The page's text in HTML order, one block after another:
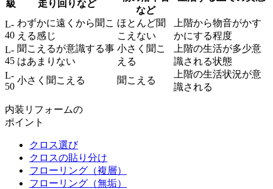
級 走り回りなど
など
L-
40
わずかに遠くから聞こ
える感じ
ほとんど聞
こえない
上階から物音がかす
かにする程度
L-
45
聞こえるが意識する事
はあまりない
小さく聞こ
える
上階の生活が多少意
識される状態
L-
50
小さく聞こえる 聞こえる
上階の生活状況が意
識される
内装リフォームの
ポイント
クロス選び
クロスの貼り分け
フローリング（複層）
フローリング（無垢）